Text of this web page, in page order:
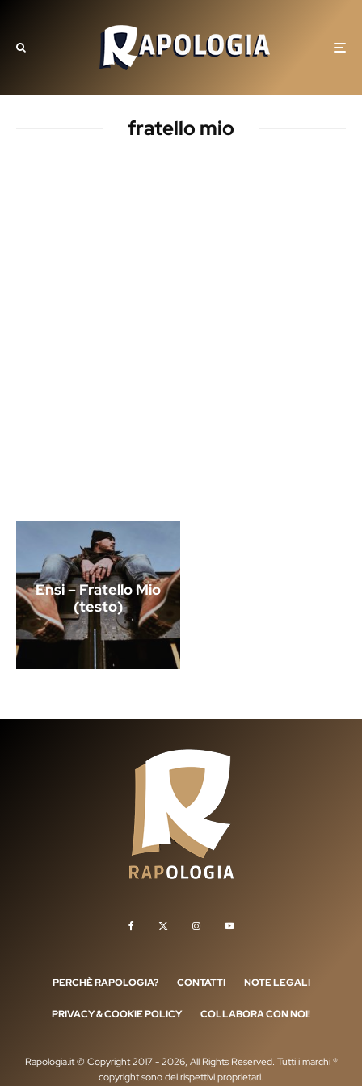
fratello mio
Ensi – Fratello Mio
(testo)
PERCHÈ RAPOLOGIA? CONTATTI NOTE LEGALI
PRIVACY & COOKIE POLICY COLLABORA CON NOI!
Rapologia.it © Copyright 2017 - 2026, All Rights Reserved. Tutti i marchi ®
copyright sono dei rispettivi proprietari.